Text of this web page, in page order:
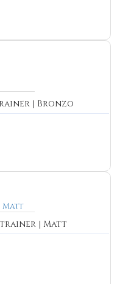
| Bronzo
| Matt